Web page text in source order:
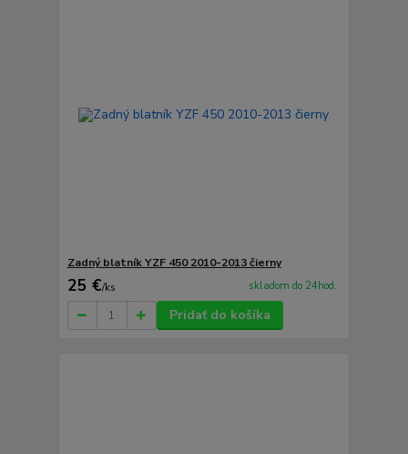
Zadný blatník YZF 450 2010-2013 čierny
25 €/ks skladom do 24hod.
Pridať do košíka